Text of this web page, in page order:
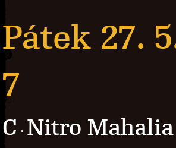
Pátek 27.
7
C · Nitro Mahalia